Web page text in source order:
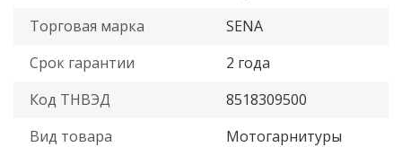
Торговая марка
SENA
Срок гарантии
2 года
Код ТНВЭД
8518309500
Вид товара
Мотогарнитуры